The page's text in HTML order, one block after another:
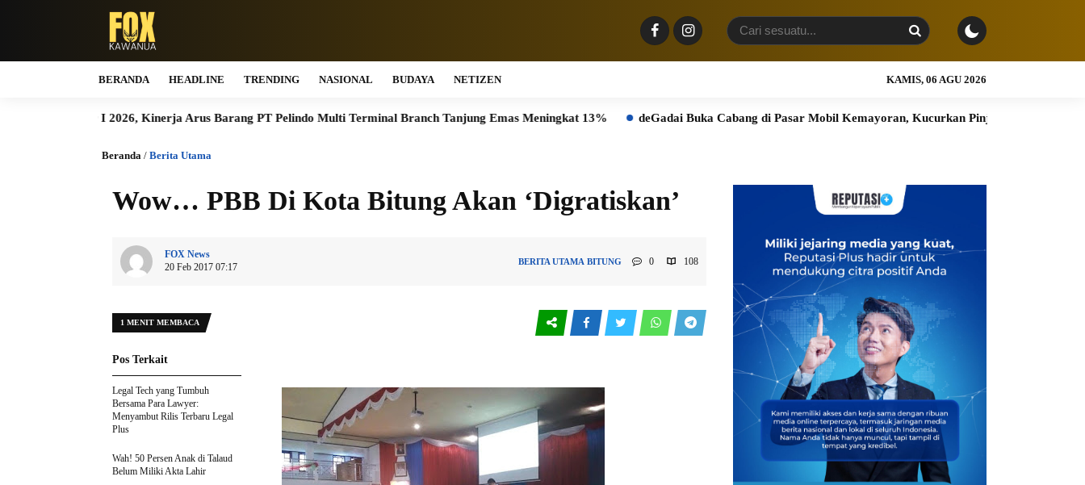
BERANDA HEADLINE TRENDING NASIONAL BUDAYA NETIZEN KAMIS, 06 AGU 2026
I 2026, Kinerja Arus Barang PT Pelindo Multi Terminal Branch Tanjung Emas Meningkat 13% deGadai Buka Cabang di Pasar Mobil Kemayoran, Kucurkan Pinjaman hingga Rp2 Miliar
Beranda / Berita Utama
Wow… PBB Di Kota Bitung Akan ‘Digratiskan’
FOX News
20 Feb 2017 07:17
BERITA UTAMA BITUNG 0 108
1 MENIT MEMBACA
Pos Terkait
Legal Tech yang Tumbuh
Bersama Para Lawyer:
Menyambut Rilis Terbaru Legal
Plus
Wah! 50 Persen Anak di Talaud
Belum Miliki Akta Lahir